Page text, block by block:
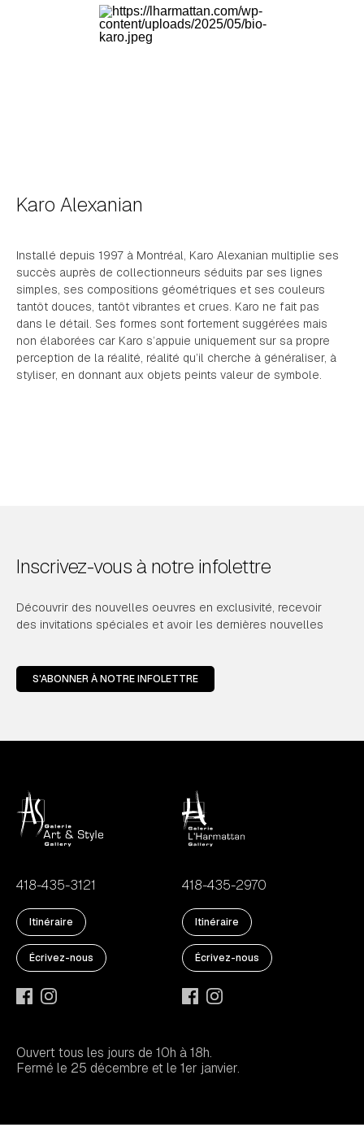
Karo Alexanian
Installé depuis 1997 à Montréal, Karo Alexanian multiplie ses
succès auprès de collectionneurs séduits par ses lignes
simples, ses compositions géométriques et ses couleurs
tantôt douces, tantôt vibrantes et crues. Karo ne fait pas
dans le détail. Ses formes sont fortement suggérées mais
non élaborées car Karo s’appuie uniquement sur sa propre
perception de la réalité, réalité qu’il cherche à généraliser, à
styliser, en donnant aux objets peints valeur de symbole.
Inscrivez-vous à notre infolettre
Découvrir des nouvelles oeuvres en exclusivité, recevoir
des invitations spéciales et avoir les dernières nouvelles
S'ABONNER À NOTRE INFOLETTRE
418-435-3121
Itinéraire
Écrivez-nous
418-435-2970
Itinéraire
Écrivez-nous
Ouvert tous les jours de 10h à 18h.
Fermé le 25 décembre et le 1er janvier.